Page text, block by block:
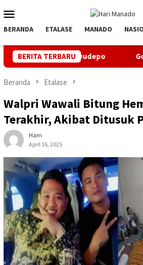
ke
kontenMobile
BERANDA ETALASE MANADO
BERITA TERBARU
Pulau Dudepo Gorontalo
Beranda Etalase
Walpri Wawali Bitung
Terakhir, Akibat Ditusuk
Ham
April 16, 2025